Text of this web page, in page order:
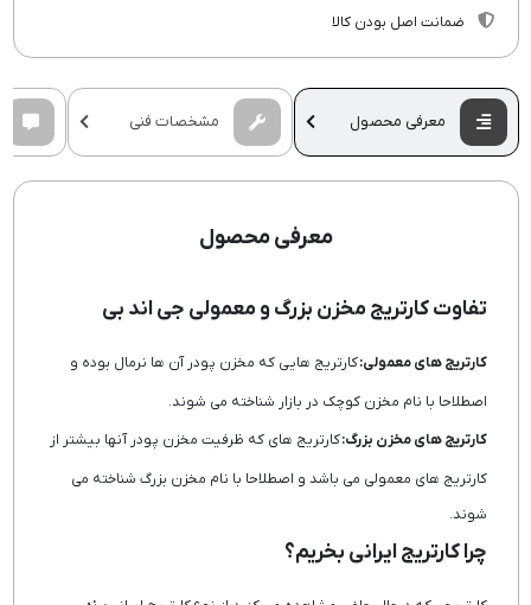
ضمانت اصل بودن کالا
معرفی محصول مشخصات فنی
معرفی محصول
تفاوت کارتریج مخزن بزرگ و معمولی جی اند بی
کارتریج های معمولی:کارتریج هایی که مخزن پودر آن ها نرمال بوده و
اصطلاحا با نام مخزن کوچک در بازار شناخته می شوند.
کارتریج های مخزن بزرگ:کارتریج های که ظرفیت مخزن پودر آنها بیشتر از
کارتریج های معمولی می باشد و اصطلاحا با نام مخزن بزرگ شناخته می
شوند.
چرا کارتریج ایرانی بخریم؟